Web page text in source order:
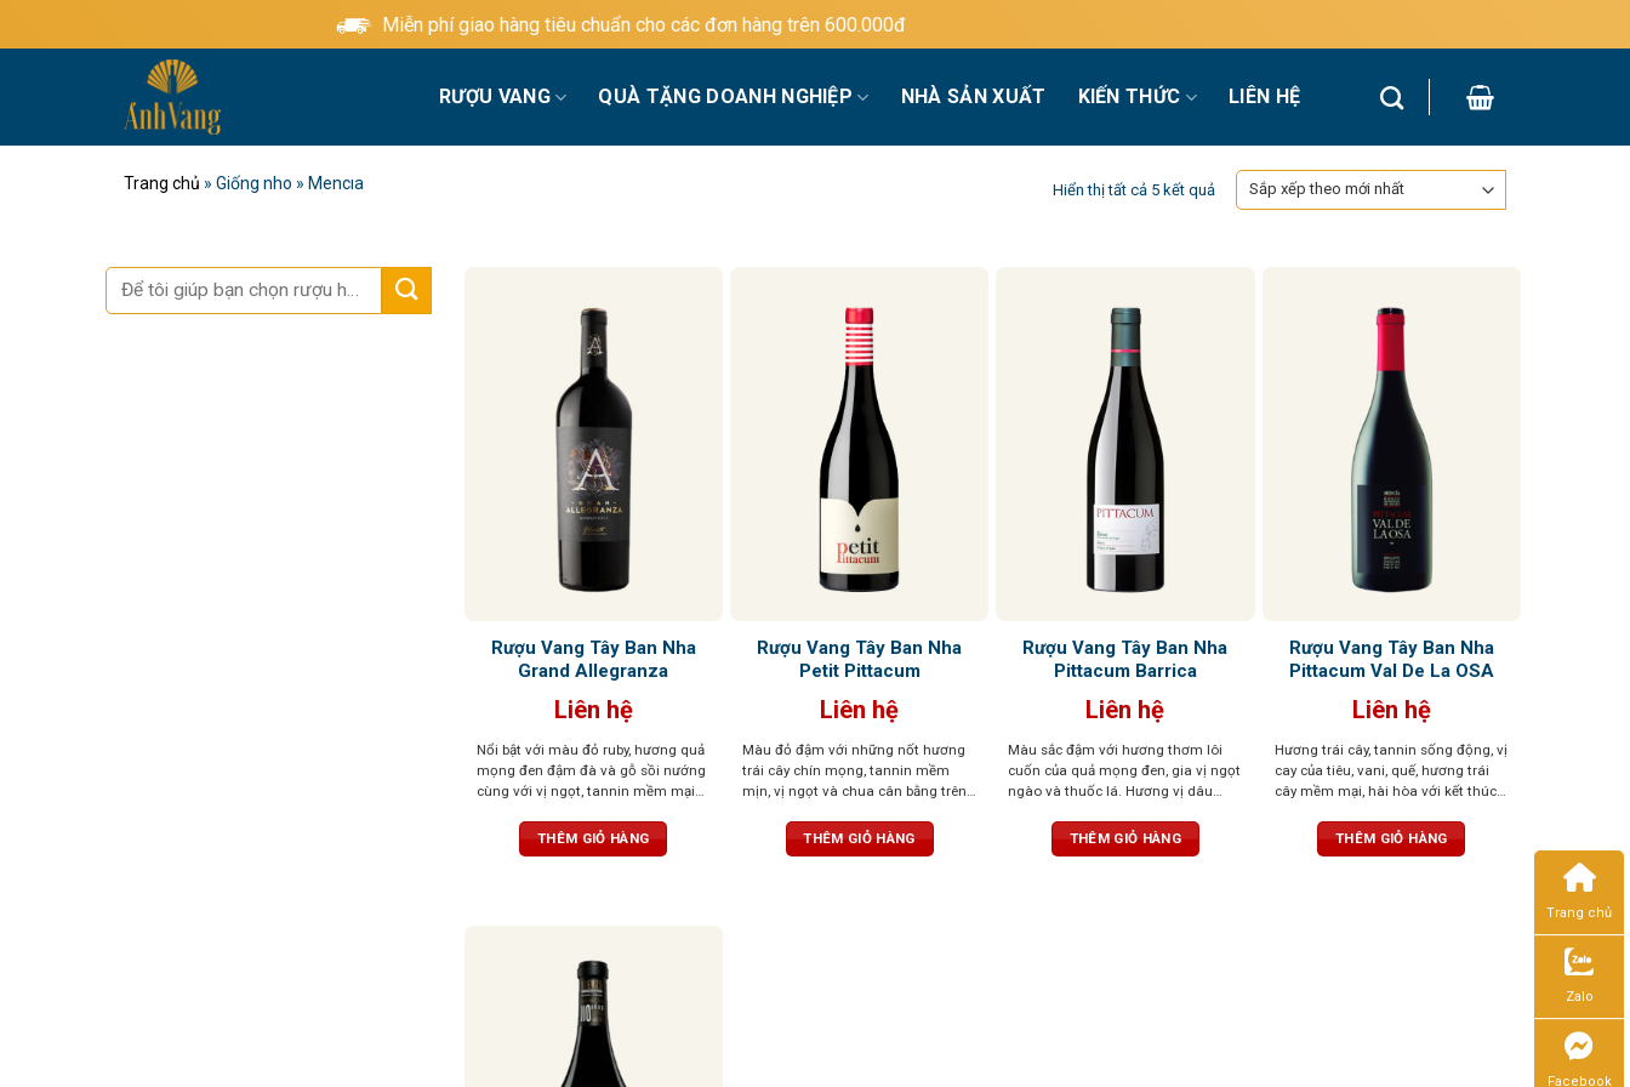
qua
Miễn phí giao hàng tiêu chuẩn cho các đơn hàng trên 600.000đ
RƯỢU VANG QUÀ TẶNG DOANH NGHIỆP NHÀ SẢN XUẤT KIẾN THỨC LIÊN HỆ
Trang chủ » Giống nho » Mencıa Hiển thị tất cả 5 kết quảĐã
sắp
Tìm
kiếm:
Rượu Vang Tây Ban Nha
Grand Allegranza
Liên hệ
Nổi bật với màu đỏ ruby, hương quả
mọng đen đậm đà và gỗ sồi nướng
cùng với vị ngọt, tannin mềm mại
bộ hộp túi cao cấpTHÊM GIỎ HÀNG
Rượu Vang Tây Ban Nha
Petit Pittacum
Liên hệ
Màu đỏ đậm với những nốt hương
trái cây chín mọng, tannin mềm
mịn, vị ngọt và chua cân bằng trên
THÊM GIỎ HÀNG
Rượu Vang Tây Ban Nha
Pittacum Barrica
Liên hệ
Màu sắc đậm với hương thơm lôi
cuốn của quả mọng đen, gia vị ngọt
ngào và thuốc lá. Hương vị dâu
đà cùng tannin mềm mại
THÊM GIỎ HÀNG
Rượu Vang Tây Ban Nha
Pittacum Val De La OSA
Liên hệ
Hương trái cây, tannin sống động, vị
cay của tiêu, vani, quế, hương trái
cây mềm mại, hài hòa với kết thúc
THÊM GIỎ HÀNG
Trang chủ
Zalo
Facebook